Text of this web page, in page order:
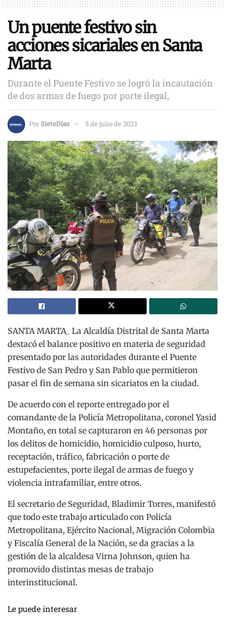
Un puente festivo sin
acciones sicariales en Santa
Marta
Durante el Puente Festivo se logró la incautación
de dos armas de fuego por porte ilegal,
PorSieteDías 5 de julio de 2023
SANTA MARTA_ La Alcaldía Distrital de Santa Marta
destacó el balance positivo en materia de seguridad
presentado por las autoridades durante el Puente
Festivo de San Pedro y San Pablo que permitieron
pasar el fin de semana sin sicariatos en la ciudad.
De acuerdo con el reporte entregado por el
comandante de la Policía Metropolitana, coronel Yasid
Montaño, en total se capturaron en 46 personas por
los delitos de homicidio, homicidio culposo, hurto,
receptación, tráfico, fabricación o porte de
estupefacientes, porte ilegal de armas de fuego y
violencia intrafamiliar, entre otros.
El secretario de Seguridad, Bladimir Torres, manifestó
que todo este trabajo articulado con Policía
Metropolitana, Ejército Nacional, Migración Colombia
y Fiscalía General de la Nación, se da gracias a la
gestión de la alcaldesa Virna Johnson, quien ha
promovido distintas mesas de trabajo
interinstitucional.
Le puede interesar